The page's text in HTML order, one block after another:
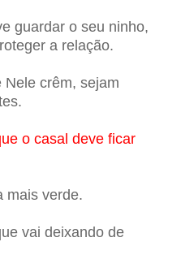
guardar o seu ninho,
a relação.
crêm, sejam
o casal deve ficar
mais verde.
vai deixando de